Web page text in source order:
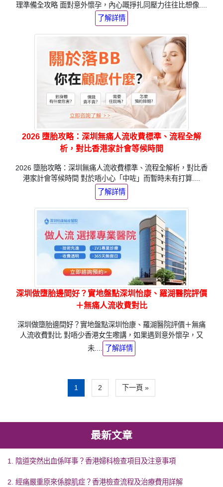
理準備全攻略 面對意外懷孕，內心嘅掙扎同壓力往往比想像....
了解詳情
2026 墮胎攻略：深圳無痛人流收費標準、流程全解
析，對比香港家計會等候時間
2026 墮胎攻略：深圳無痛人流收費標準、流程全解析，對比香
港家計會等候時間 對於唔小心「中咗」而暫時未有打算....
了解詳情
深圳做墮胎邊間好？實地盤點深圳怡康、羅湖醫院評價
＋無痛人流收費對比
深圳做墮胎邊間好？實地盤點深圳怡康、羅湖醫院評價＋無痛
人流收費對比 對唔少香港女生嚟講，如果遇到意外懷孕，又
未....
了解詳情
1 2 下一頁 »
最新文章
1. 陰道突然出血係咩事？香港婦科檢查項目及注意事項
2. 經痛嚴重原來係腺肌症？香港檢查流程及治療費用詳解